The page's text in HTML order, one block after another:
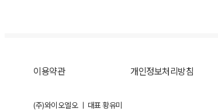
이용약관 개인정보처리방침
(주)와이오엘오 ㅣ 대표 황유미